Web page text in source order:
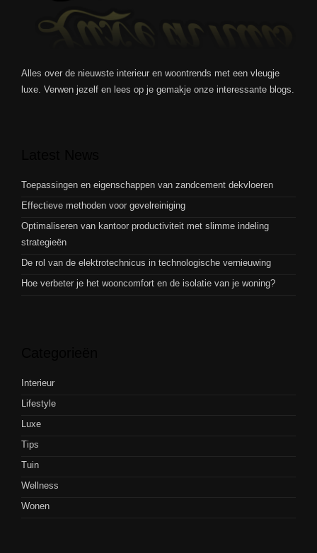
Alles over de nieuwste interieur en woontrends met een vleugje
luxe. Verwen jezelf en lees op je gemakje onze interessante blogs.
Toepassingen en eigenschappen van zandcement dekvloeren
Effectieve methoden voor gevelreiniging
Optimaliseren van kantoor productiviteit met slimme indeling
strategieën
De rol van de elektrotechnicus in technologische vernieuwing
Hoe verbeter je het wooncomfort en de isolatie van je woning?
Interieur
Lifestyle
Luxe
Tips
Tuin
Wellness
Wonen